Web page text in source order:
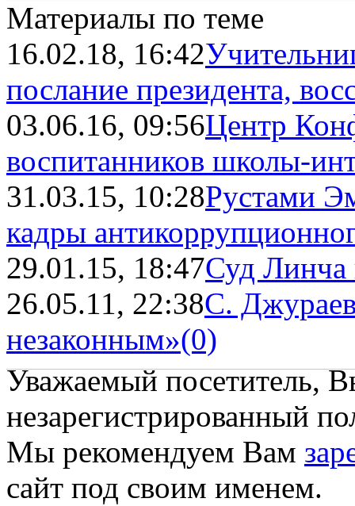
Материалы по теме
16.02.18, 16:42
послание президента,
03.06.16, 09:56Центр
воспитанников школы-
31.03.15, 10:28Рустами
кадры
29.01.15, 18:47Суд Линча
26.05.11, 22:38С.
незаконным»(0)
Уважаемый посетитель,
незарегистрированный
Мы рекомендуем Вам
сайт под своим именем.